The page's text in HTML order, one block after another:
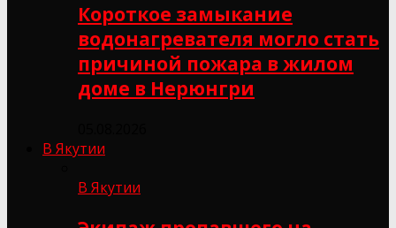
Короткое замыкание
водонагревателя могло стать
причиной пожара в жилом
доме в Нерюнгри
В Якутии
В Якутии